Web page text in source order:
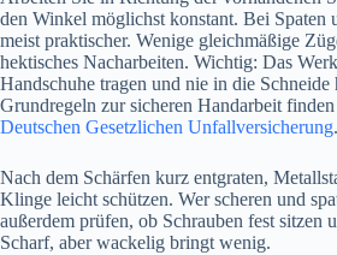
den Winkel möglichst konstant. Bei Spaten
meist praktischer. Wenige gleichmäßige
hektisches Nacharbeiten. Wichtig: Das
Handschuhe tragen und nie in die Schneide
Grundregeln zur sicheren Handarbeit
Deutschen Gesetzlichen Unfallversicherung.
Nach dem Schärfen kurz entgraten,
Klinge leicht schützen. Wer scheren und
außerdem prüfen, ob Schrauben fest sitzen
Scharf, aber wackelig bringt wenig.